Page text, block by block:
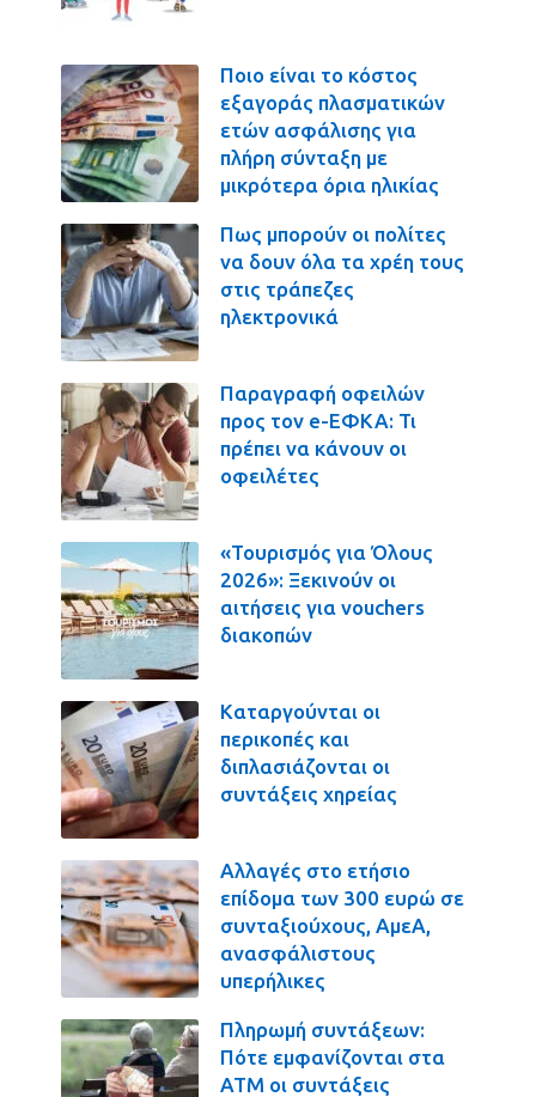
Ποιο είναι το κόστος
εξαγοράς πλασματικών
ετών ασφάλισης για
πλήρη σύνταξη με
μικρότερα όρια ηλικίας
Πως μπορούν οι πολίτες
να δουν όλα τα χρέη τους
στις τράπεζες
ηλεκτρονικά
Παραγραφή οφειλών
προς τον e-ΕΦΚΑ: Τι
πρέπει να κάνουν οι
οφειλέτες
«Τουρισμός για Όλους
2026»: Ξεκινούν οι
αιτήσεις για vouchers
διακοπών
Καταργούνται οι
περικοπές και
διπλασιάζονται οι
συντάξεις χηρείας
Αλλαγές στο ετήσιο
επίδομα των 300 ευρώ σε
συνταξιούχους, ΑμεΑ,
ανασφάλιστους
υπερήλικες
Πληρωμή συντάξεων:
Πότε εμφανίζονται στα
ΑΤΜ οι συντάξεις